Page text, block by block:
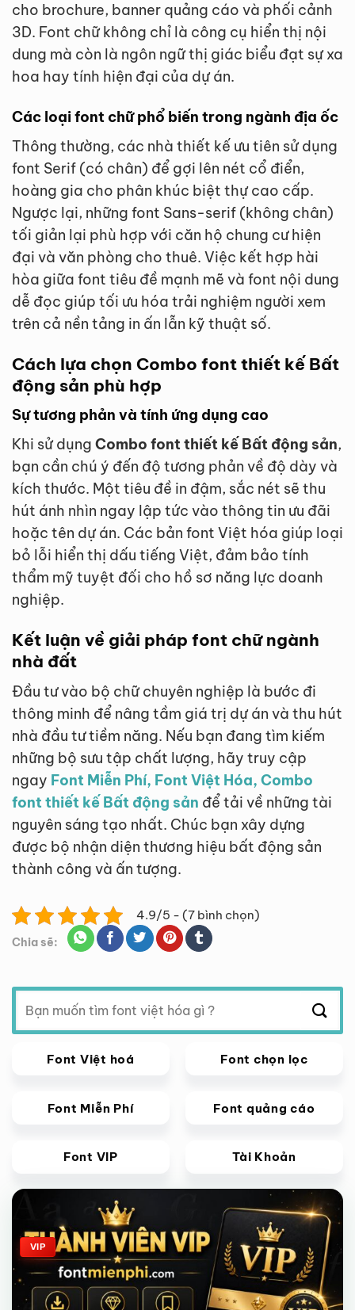
cho brochure, banner quảng cáo và phối cảnh
3D. Font chữ không chỉ là công cụ hiển thị nội
dung mà còn là ngôn ngữ thị giác biểu đạt sự xa
hoa hay tính hiện đại của dự án.
Các loại font chữ phổ biến trong ngành địa ốc
Thông thường, các nhà thiết kế ưu tiên sử dụng
font Serif (có chân) để gợi lên nét cổ điển,
hoàng gia cho phân khúc biệt thự cao cấp.
Ngược lại, những font Sans-serif (không chân)
tối giản lại phù hợp với căn hộ chung cư hiện
đại và văn phòng cho thuê. Việc kết hợp hài
hòa giữa font tiêu đề mạnh mẽ và font nội dung
dễ đọc giúp tối ưu hóa trải nghiệm người xem
trên cả nền tảng in ấn lẫn kỹ thuật số.
Cách lựa chọn Combo font thiết kế Bất
động sản phù hợp
Sự tương phản và tính ứng dụng cao
Khi sử dụng Combo font thiết kế Bất động sản,
bạn cần chú ý đến độ tương phản về độ dày và
kích thước. Một tiêu đề in đậm, sắc nét sẽ thu
hút ánh nhìn ngay lập tức vào thông tin ưu đãi
hoặc tên dự án. Các bản font Việt hóa giúp loại
bỏ lỗi hiển thị dấu tiếng Việt, đảm bảo tính
thẩm mỹ tuyệt đối cho hồ sơ năng lực doanh
nghiệp.
Kết luận về giải pháp font chữ ngành
nhà đất
Đầu tư vào bộ chữ chuyên nghiệp là bước đi
thông minh để nâng tầm giá trị dự án và thu hút
nhà đầu tư tiềm năng. Nếu bạn đang tìm kiếm
những bộ sưu tập chất lượng, hãy truy cập
ngay Font Miễn Phí, Font Việt Hóa, Combo
font thiết kế Bất động sản để tải về những tài
nguyên sáng tạo nhất. Chúc bạn xây dựng
được bộ nhận diện thương hiệu bất động sản
thành công và ấn tượng.
4.9/5 - (7 bình chọn)
Chia sẽ:
Tìm
kiếm:
Font Việt hoá Font chọn lọc
Font Miễn Phí Font quảng cáo
Font VIP Tài Khoản
Giảm giá!
VIP